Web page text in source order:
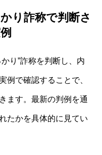
り詐称で判断さ
り”詐称を判断し、内
例で確認することで、
ます。最新の判例を通
たかを具体的に見てい